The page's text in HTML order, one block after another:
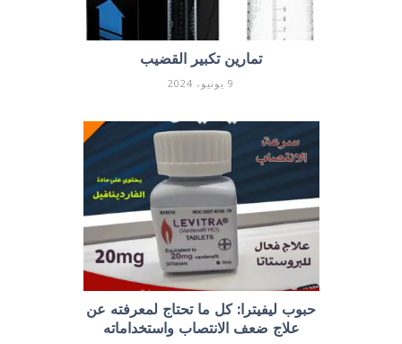
تمارين تكبير القضيب
9 يونيو، 2024
حبوب ليفيترا: كل ما تحتاج لمعرفته عن
علاج ضعف الانتصاب واستخداماته